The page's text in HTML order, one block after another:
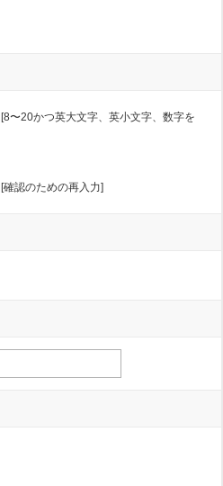
[8〜20かつ英大文字、英小文字、数字を
[確認のための再入力]